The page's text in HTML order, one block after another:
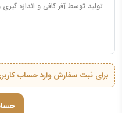
تولید توسط آفر کافی و اندازه
برای ثبت سفارش وارد حساب